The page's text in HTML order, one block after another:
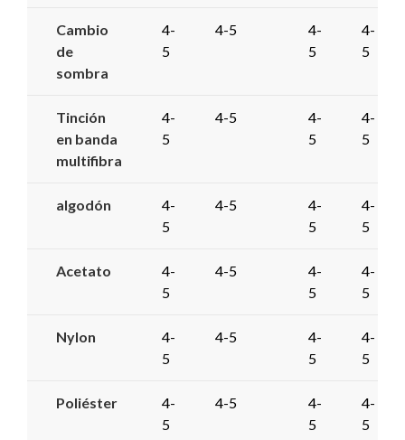
Cambio
de
sombra
4-
5
4-5
4-
5
4-
5
Tinción
en banda
multifibra
4-
5
4-5
4-
5
4-
5
algodón
4-
5
4-5
4-
5
4-
5
Acetato
4-
5
4-5
4-
5
4-
5
Nylon
4-
5
4-5
4-
5
4-
5
Poliéster
4-
5
4-5
4-
5
4-
5